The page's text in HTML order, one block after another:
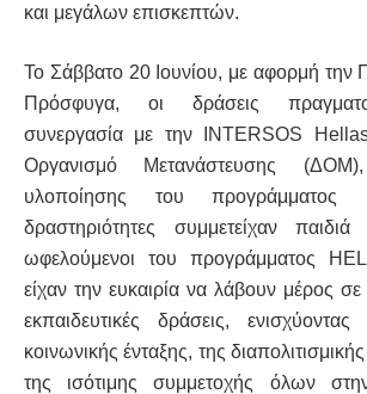
και μεγάλων επισκεπτών.
Το Σάββατο 20 Ιουνίου, με αφορμή την
Πρόσφυγα, οι δράσεις
συνεργασία με την INTERSOS
Οργανισμό Μετανάστευσης
υλοποίησης του προγράμματος
δραστηριότητες συμμετείχαν παιδιά
ωφελούμενοι του προγράμματος
είχαν την ευκαιρία να λάβουν μέρος σε
εκπαιδευτικές δράσεις,
κοινωνικής ένταξης, της
της ισότιμης συμμετοχής όλων